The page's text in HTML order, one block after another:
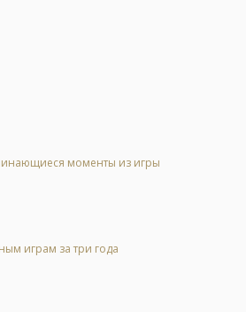
моменты из игры
играм за три года